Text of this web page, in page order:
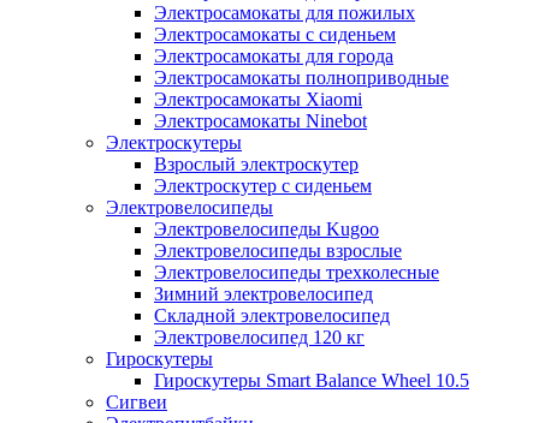
Электросамокаты для пожилых
Электросамокаты с сиденьем
Электросамокаты для города
Электросамокаты полноприводные
Электросамокаты Xiaomi
Электросамокаты Ninebot
Электроскутеры
Взрослый электроскутер
Электроскутер с сиденьем
Электровелосипеды
Электровелосипеды Kugoo
Электровелосипеды взрослые
Электровелосипеды трехколесные
Зимний электровелосипед
Складной электровелосипед
Электровелосипед 120 кг
Гироскутеры
Гироскутеры Smart Balance Wheel 10.5
Сигвеи